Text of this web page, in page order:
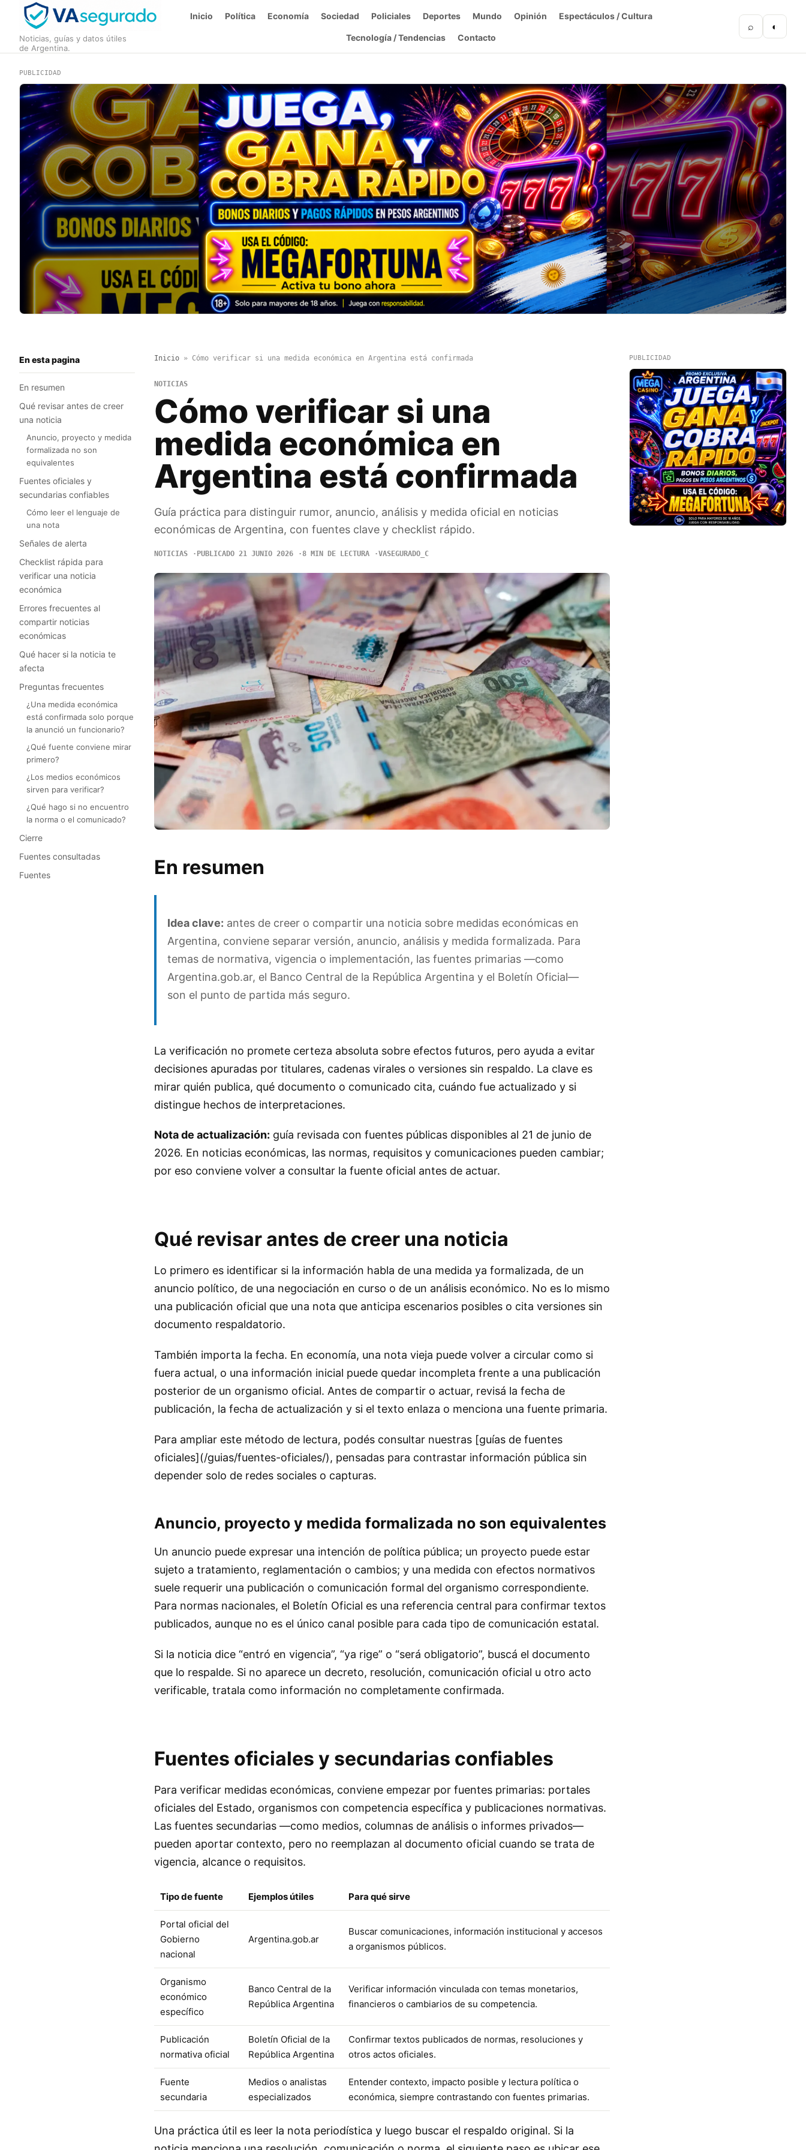
Noticias, guías y datos útiles
de Argentina.
Inicio Política Economía Sociedad Policiales Deportes Mundo Opinión Espectáculos / Cultura
Tecnología / Tendencias Contacto
⌕ ◐
PUBLICIDAD
En esta pagina
En resumen
Qué revisar antes de creer
una noticia
Anuncio, proyecto y medida
formalizada no son
equivalentes
Fuentes oficiales y
secundarias confiables
Cómo leer el lenguaje de
una nota
Señales de alerta
Checklist rápida para
verificar una noticia
económica
Errores frecuentes al
compartir noticias
económicas
Qué hacer si la noticia te
afecta
Preguntas frecuentes
¿Una medida económica
está confirmada solo porque
la anunció un funcionario?
¿Qué fuente conviene mirar
primero?
¿Los medios económicos
sirven para verificar?
¿Qué hago si no encuentro
la norma o el comunicado?
Cierre
Fuentes consultadas
Fuentes
Inicio» Cómo verificar si una medida económica en Argentina está confirmada
NOTICIAS
Cómo verificar si una
medida económica en
Argentina está confirmada
Guía práctica para distinguir rumor, anuncio, análisis y medida oficial en noticias
económicas de Argentina, con fuentes clave y checklist rápido.
NOTICIAS PUBLICADO 21 JUNIO 2026 8 MIN DE LECTURA VASEGURADO_C
En resumen
Idea clave: antes de creer o compartir una noticia sobre medidas económicas en
Argentina, conviene separar versión, anuncio, análisis y medida formalizada. Para
temas de normativa, vigencia o implementación, las fuentes primarias —como
Argentina.gob.ar, el Banco Central de la República Argentina y el Boletín Oficial—
son el punto de partida más seguro.
La verificación no promete certeza absoluta sobre efectos futuros, pero ayuda a evitar
decisiones apuradas por titulares, cadenas virales o versiones sin respaldo. La clave es
mirar quién publica, qué documento o comunicado cita, cuándo fue actualizado y si
distingue hechos de interpretaciones.
Nota de actualización: guía revisada con fuentes públicas disponibles al 21 de junio de
2026. En noticias económicas, las normas, requisitos y comunicaciones pueden cambiar;
por eso conviene volver a consultar la fuente oficial antes de actuar.
Qué revisar antes de creer una noticia
Lo primero es identificar si la información habla de una medida ya formalizada, de un
anuncio político, de una negociación en curso o de un análisis económico. No es lo mismo
una publicación oficial que una nota que anticipa escenarios posibles o cita versiones sin
documento respaldatorio.
También importa la fecha. En economía, una nota vieja puede volver a circular como si
fuera actual, o una información inicial puede quedar incompleta frente a una publicación
posterior de un organismo oficial. Antes de compartir o actuar, revisá la fecha de
publicación, la fecha de actualización y si el texto enlaza o menciona una fuente primaria.
Para ampliar este método de lectura, podés consultar nuestras [guías de fuentes
oficiales](/guias/fuentes-oficiales/), pensadas para contrastar información pública sin
depender solo de redes sociales o capturas.
Anuncio, proyecto y medida formalizada no son equivalentes
Un anuncio puede expresar una intención de política pública; un proyecto puede estar
sujeto a tratamiento, reglamentación o cambios; y una medida con efectos normativos
suele requerir una publicación o comunicación formal del organismo correspondiente.
Para normas nacionales, el Boletín Oficial es una referencia central para confirmar textos
publicados, aunque no es el único canal posible para cada tipo de comunicación estatal.
Si la noticia dice “entró en vigencia”, “ya rige” o “será obligatorio”, buscá el documento
que lo respalde. Si no aparece un decreto, resolución, comunicación oficial u otro acto
verificable, tratala como información no completamente confirmada.
Fuentes oficiales y secundarias confiables
Para verificar medidas económicas, conviene empezar por fuentes primarias: portales
oficiales del Estado, organismos con competencia específica y publicaciones normativas.
Las fuentes secundarias —como medios, columnas de análisis o informes privados—
pueden aportar contexto, pero no reemplazan al documento oficial cuando se trata de
vigencia, alcance o requisitos.
Tipo de fuente Ejemplos útiles Para qué sirve
Portal oficial del
Gobierno
nacional
Argentina.gob.ar
Buscar comunicaciones, información institucional y accesos
a organismos públicos.
Organismo
económico
específico
Banco Central de la
República Argentina
Verificar información vinculada con temas monetarios,
financieros o cambiarios de su competencia.
Publicación
normativa oficial
Boletín Oficial de la
República Argentina
Confirmar textos publicados de normas, resoluciones y
otros actos oficiales.
Fuente
secundaria
Medios o analistas
especializados
Entender contexto, impacto posible y lectura política o
económica, siempre contrastando con fuentes primarias.
Una práctica útil es leer la nota periodística y luego buscar el respaldo original. Si la
PUBLICIDAD